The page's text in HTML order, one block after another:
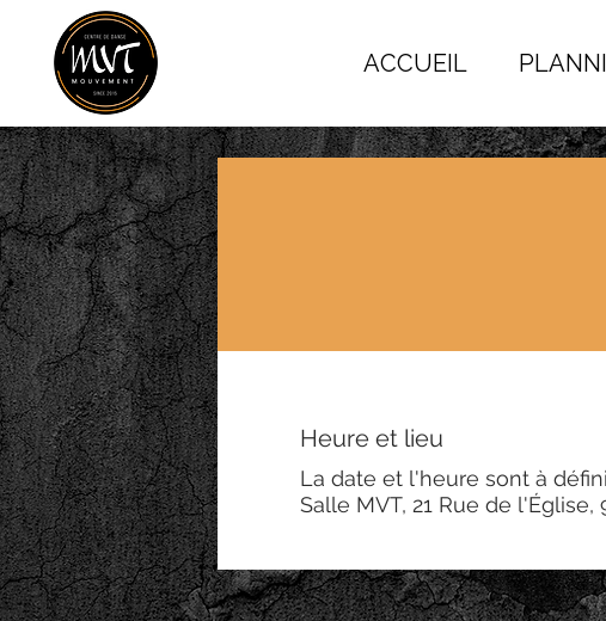
ACCUEIL
Heure et lieu
La date et l'heure sont à
Salle MVT, 21 Rue de